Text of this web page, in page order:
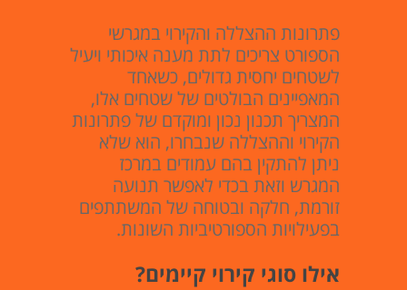
פתרונות ההצללה והקירוי במגרשי
הספורט צריכים לתת מענה איכותי ויעיל
לשטחים יחסית גדולים, כשאחד
המאפיינים הבולטים של שטחים אלו,
המצריך תכנון נכון ומוקדם של פתרונות
הקירוי וההצללה שנבחרו, הוא שלא
ניתן להתקין בהם עמודים במרכז
המגרש וזאת בכדי לאפשר תנועה
זורמת, חלקה ובטוחה של המשתתפים
בפעילויות הספורטיביות השונות.
אילו סוגי קירוי קיימים?